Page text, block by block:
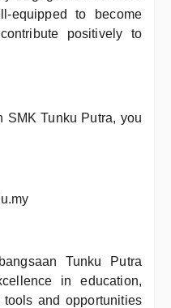
equipped to become
positively to
SMK Tunku Putra, you
Tunku Putra
in education,
and opportunities